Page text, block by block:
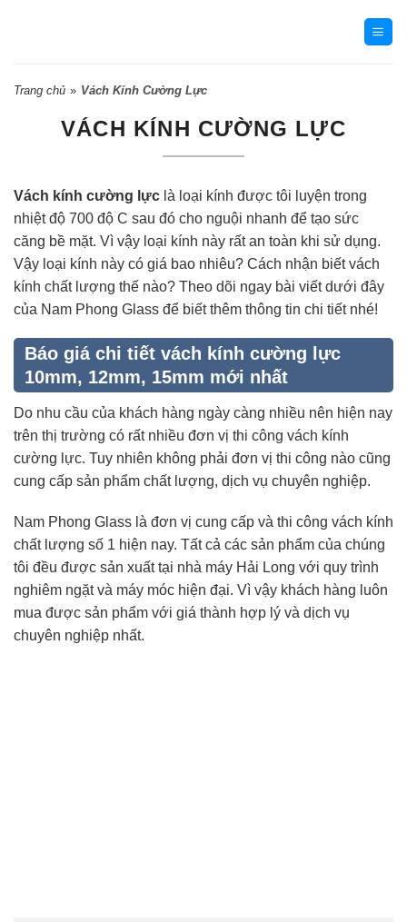
Trang chủ » Vách Kính Cường Lực
VÁCH KÍNH CƯỜNG LỰC
Vách kính cường lực là loại kính được tôi luyện trong
nhiệt độ 700 độ C sau đó cho nguội nhanh để tạo sức
căng bề mặt. Vì vậy loại kính này rất an toàn khi sử dụng.
Vậy loại kính này có giá bao nhiêu? Cách nhận biết vách
kính chất lượng thế nào? Theo dõi ngay bài viết dưới đây
của Nam Phong Glass để biết thêm thông tin chi tiết nhé!
Báo giá chi tiết vách kính cường lực
10mm, 12mm, 15mm mới nhất
Do nhu cầu của khách hàng ngày càng nhiều nên hiện nay
trên thị trường có rất nhiều đơn vị thi công vách kính
cường lực. Tuy nhiên không phải đơn vị thi công nào cũng
cung cấp sản phẩm chất lượng, dịch vụ chuyên nghiệp.
Nam Phong Glass là đơn vị cung cấp và thi công vách kính
chất lượng số 1 hiện nay. Tất cả các sản phẩm của chúng
tôi đều được sản xuất tại nhà máy Hải Long với quy trình
nghiêm ngặt và máy móc hiện đại. Vì vậy khách hàng luôn
mua được sản phẩm với giá thành hợp lý và dịch vụ
chuyên nghiệp nhất.